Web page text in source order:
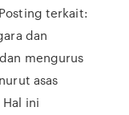
terkait:
dan
mengurus
asas
ini